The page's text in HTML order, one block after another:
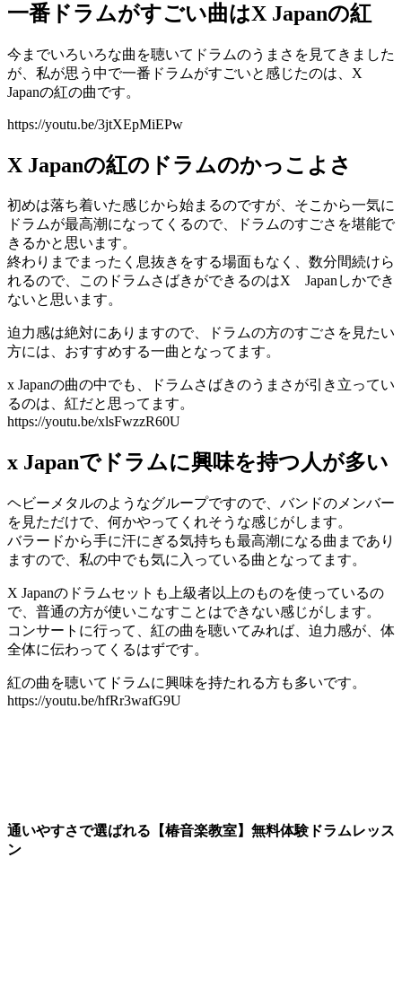
一番ドラムがすごい曲はX Japanの紅
今までいろいろな曲を聴いてドラムのうまさを見てきました
が、私が思う中で一番ドラムがすごいと感じたのは、X
Japanの紅の曲です。
https://youtu.be/3jtXEpMiEPw
X Japanの紅のドラムのかっこよさ
初めは落ち着いた感じから始まるのですが、そこから一気に
ドラムが最高潮になってくるので、ドラムのすごさを堪能で
きるかと思います。
終わりまでまったく息抜きをする場面もなく、数分間続けら
れるので、このドラムさばきができるのはX Japanしかでき
ないと思います。
迫力感は絶対にありますので、ドラムの方のすごさを見たい
方には、おすすめする一曲となってます。
x Japanの曲の中でも、ドラムさばきのうまさが引き立ってい
るのは、紅だと思ってます。
https://youtu.be/xlsFwzzR60U
x Japanでドラムに興味を持つ人が多い
ヘビーメタルのようなグループですので、バンドのメンバー
を見ただけで、何かやってくれそうな感じがします。
バラードから手に汗にぎる気持ちも最高潮になる曲まであり
ますので、私の中でも気に入っている曲となってます。
X Japanのドラムセットも上級者以上のものを使っているの
で、普通の方が使いこなすことはできない感じがします。
コンサートに行って、紅の曲を聴いてみれば、迫力感が、体
全体に伝わってくるはずです。
紅の曲を聴いてドラムに興味を持たれる方も多いです。
https://youtu.be/hfRr3wafG9U
通いやすさで選ばれる【椿音楽教室】無料体験ドラムレッス
ン